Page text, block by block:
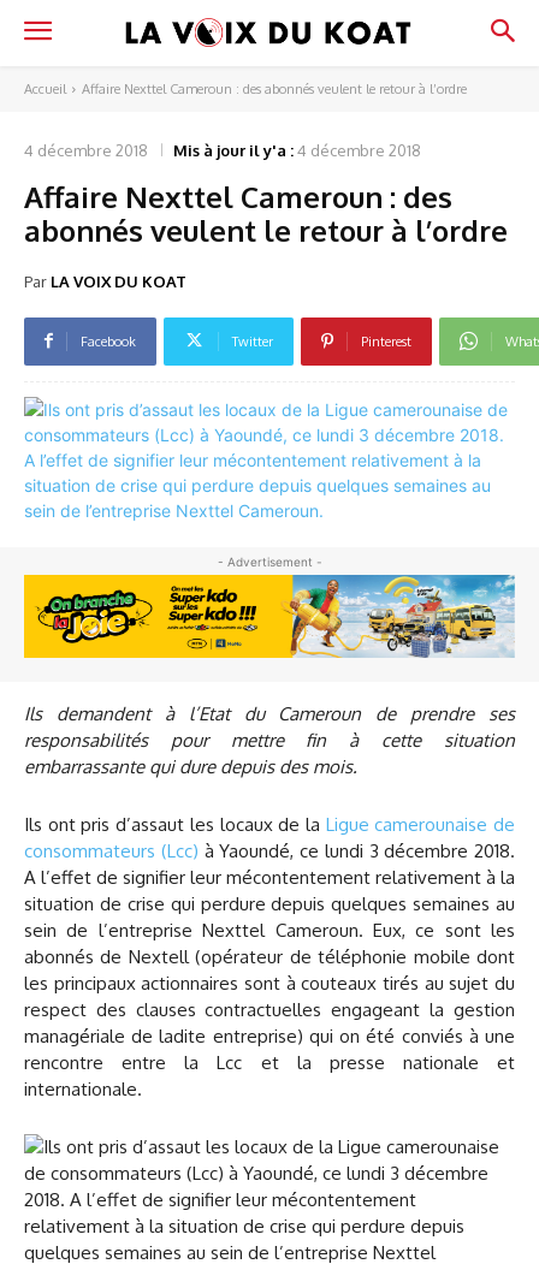
Accueil Affaire Nexttel Cameroun : des abonnés veulent le retour à l’ordre
4 décembre 2018 Mis à jour il y'a :4 décembre 2018
Affaire Nexttel Cameroun : des
abonnés veulent le retour à l’ordre
Par LA VOIX DU KOAT
Facebook Twitter Pinterest
- Advertisement -
Ils demandent à l’Etat du Cameroun de prendre ses
responsabilités pour mettre fin à cette situation
embarrassante qui dure depuis des mois.
Ils ont pris d’assaut les locaux de la Ligue camerounaise de
consommateurs (Lcc) à Yaoundé, ce lundi 3 décembre 2018.
A l’effet de signifier leur mécontentement relativement à la
situation de crise qui perdure depuis quelques semaines au
sein de l’entreprise Nexttel Cameroun. Eux, ce sont les
abonnés de Nextell (opérateur de téléphonie mobile dont
les principaux actionnaires sont à couteaux tirés au sujet du
respect des clauses contractuelles engageant la gestion
managériale de ladite entreprise) qui on été conviés à une
rencontre entre la Lcc et la presse nationale et
internationale.